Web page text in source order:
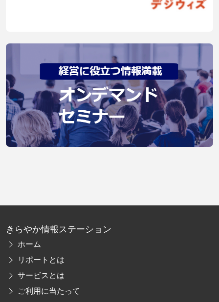
きらやか情報ステーション
ホーム
リポートとは
サービスとは
ご利用に当たって